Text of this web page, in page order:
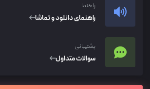
راهنما
راهنمای دانلود و تماشا
پشتیبانی
سوالات متداول